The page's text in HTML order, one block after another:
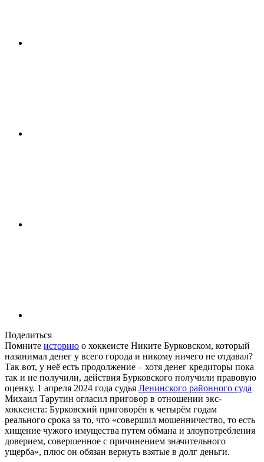
Поделиться
Помните историю о хоккеисте Никите Бурковском, который
назанимал денег у всего города и никому ничего не отдавал?
Так вот, у неё есть продолжение – хотя денег кредиторы пока
так и не получили, действия Бурковского получили правовую
оценку. 1 апреля 2024 года судья Ленинского районного суда
Михаил Тарутин огласил приговор в отношении экс-
хоккеиста: Бурковский приговорён к четырём годам
реального срока за то, что «совершил мошенничество, то есть
хищение чужого имущества путем обмана и злоупотребления
доверием, совершенное с причинением значительного
ущерба», плюс он обязан вернуть взятые в долг деньги.